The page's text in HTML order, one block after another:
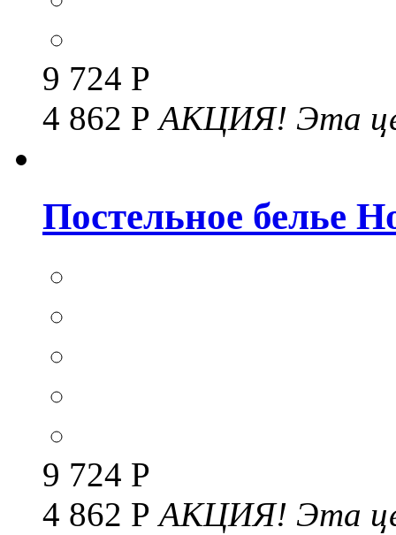
9 724 Р
4 862 Р АКЦИЯ! Эта
Постельное белье
9 724 Р
4 862 РАКЦИЯ! Эта